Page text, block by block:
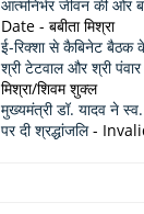
आत्मनिर्भर जीवन की ओर
Date - बबीता मिश्रा
ई-रिक्शा से कैबिनेट बैठक
श्री टेटवाल और श्री पंवार
मिश्रा/शिवम शुक्ल
मुख्यमंत्री डॉ. यादव ने स्व.
पर दी श्रद्धांजलि-